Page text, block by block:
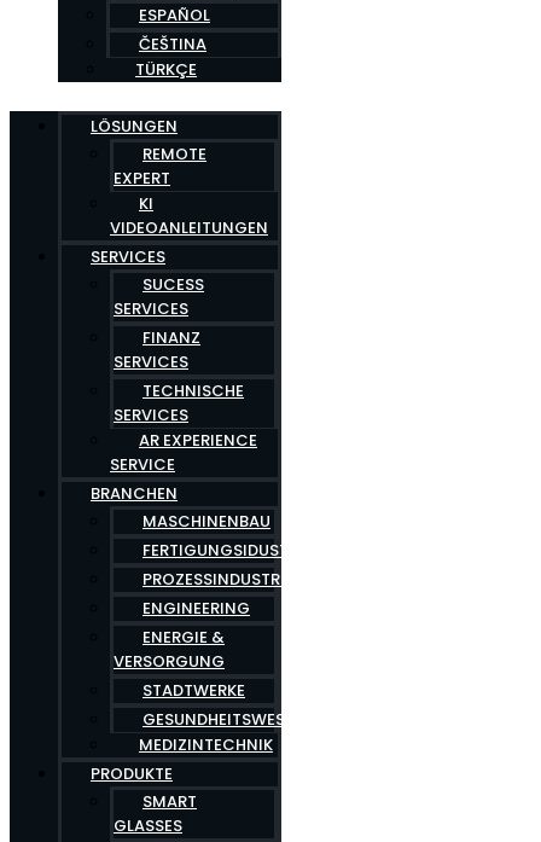
ESPAÑOL
ČEŠTINA
TÜRKÇE
LÖSUNGEN
REMOTE
EXPERT
KI
VIDEOANLEITUNGEN
SERVICES
SUCESS
SERVICES
FINANZ
SERVICES
TECHNISCHE
SERVICES
AR EXPERIENCE
SERVICE
BRANCHEN
MASCHINENBAU
FERTIGUNGSIDUSTRIE
PROZESSINDUSTRIE
ENGINEERING
ENERGIE &
VERSORGUNG
STADTWERKE
GESUNDHEITSWESEN
MEDIZINTECHNIK
PRODUKTE
SMART
GLASSES